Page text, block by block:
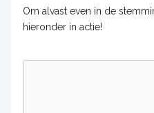
Om alvast even in de
hieronder in actie!